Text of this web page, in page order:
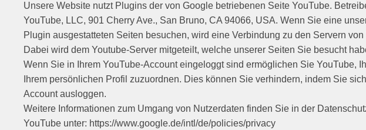
Unsere Website nutzt Plugins der von Google betriebenen Seite YouTube.
YouTube, LLC, 901 Cherry Ave., San Bruno, CA 94066, USA. Wenn Sie eine
Plugin ausgestatteten Seiten besuchen, wird eine Verbindung zu den Servern
Dabei wird dem Youtube-Server mitgeteilt, welche unserer Seiten Sie besucht
Wenn Sie in Ihrem YouTube-Account eingeloggt sind ermöglichen Sie YouTube,
Ihrem persönlichen Profil zuzuordnen. Dies können Sie verhindern, indem Sie
Account ausloggen.
Weitere Informationen zum Umgang von Nutzerdaten finden Sie in der
YouTube unter: https://www.google.de/intl/de/policies/privacy